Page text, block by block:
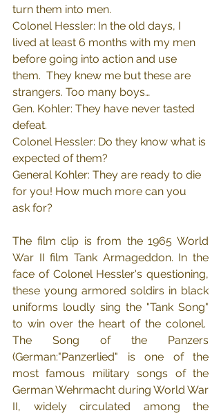
turn them into men.
Colonel Hessler: In the old days, I
lived at least 6 months with my men
before going into action and use
them.  They knew me but these are
strangers. Too many boys…
Gen. Kohler: They have never tasted
defeat.
Colonel Hessler: Do they know what is
expected of them?
General Kohler: They are ready to die
for you! How much more can you
ask for?
The film clip is from the 1965 World
War II film Tank Armageddon. In the
face of Colonel Hessler's questioning,
these young armored soldirs in black
uniforms loudly sing the "Tank Song"
to win over the heart of the colonel.
The Song of the Panzers
(German:"Panzerlied" is one of the
most famous military songs of the
German Wehrmacht during World War
II, widely circulated among the